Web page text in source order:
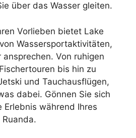
über das Wasser gleiten.
Vorlieben bietet Lake
Wassersportaktivitäten,
Von ruhigen
bis hin zu
und Tauchausflügen,
dabei. Gönnen Sie sich
Erlebnis während Ihres